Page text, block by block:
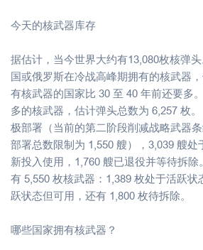
今天的核武器库存
据估计，当今世界大约有13,080枚核弹
国或俄罗斯在冷战高峰期拥有的核武器
有核武器的国家比 30 至 40 年前还要多
多的核武器，估计弹头总数为 6,257 枚
极部署（当前的第二阶段削减战略武器
部署总数限制为 1,550 艘），3,039 艘
新投入使用，1,760 艘已退役并等待拆
有 5,550 枚核武器：1,389 枚处于活跃状
跃状态但可用，还有 1,800 枚待拆除。
哪些国家拥有核武器？